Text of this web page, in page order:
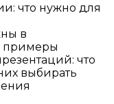
что нужно для
в
примеры
что
выбирать